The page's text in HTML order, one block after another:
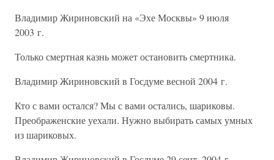
Владимир Жириновский на «Эхе Москвы» 9 июля
2003 г.
Только смертная казнь может остановить смертника.
Владимир Жириновский в Госдуме весной 2004 г.
Кто с вами остался? Мы с вами остались, шариковы.
Преображенские уехали. Нужно выбирать самых умных
из шариковых.